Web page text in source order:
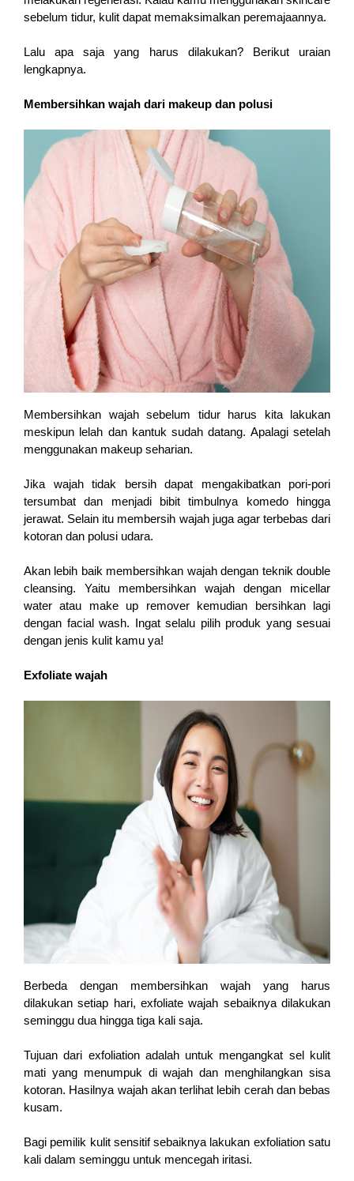
sebelum tidur, kulit dapat memaksimalkan peremajaannya.
Lalu apa saja yang harus dilakukan? Berikut uraian
lengkapnya.
Membersihkan wajah dari makeup dan polusi
Membersihkan wajah sebelum tidur harus kita lakukan
meskipun lelah dan kantuk sudah datang. Apalagi setelah
menggunakan makeup seharian.
Jika wajah tidak bersih dapat mengakibatkan pori-pori
tersumbat dan menjadi bibit timbulnya komedo hingga
jerawat. Selain itu membersih wajah juga agar terbebas dari
kotoran dan polusi udara.
Akan lebih baik membersihkan wajah dengan teknik double
cleansing. Yaitu membersihkan wajah dengan micellar
water atau make up remover kemudian bersihkan lagi
dengan facial wash. Ingat selalu pilih produk yang sesuai
dengan jenis kulit kamu ya!
Exfoliate wajah
Berbeda dengan membersihkan wajah yang harus
dilakukan setiap hari, exfoliate wajah sebaiknya dilakukan
seminggu dua hingga tiga kali saja.
Tujuan dari exfoliation adalah untuk mengangkat sel kulit
mati yang menumpuk di wajah dan menghilangkan sisa
kotoran. Hasilnya wajah akan terlihat lebih cerah dan bebas
kusam.
Bagi pemilik kulit sensitif sebaiknya lakukan exfoliation satu
kali dalam seminggu untuk mencegah iritasi.